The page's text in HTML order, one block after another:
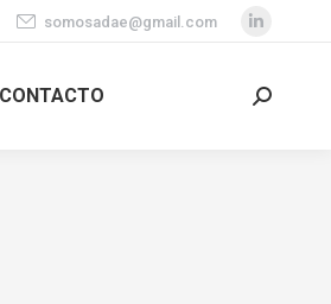
somosadae@gmail.com
opens
CONTACTO Search: